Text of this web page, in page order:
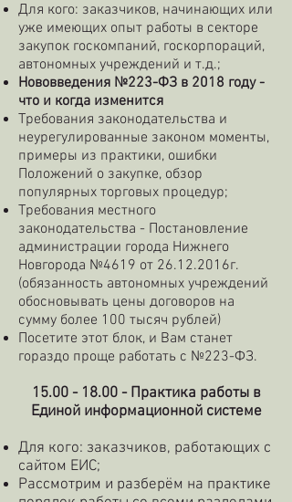
Для кого: заказчиков, начинающих или
уже имеющих опыт работы в секторе
закупок госкомпаний, госкорпораций,
автономных учреждений и т.д.;
Нововведения №223-ФЗ в 2018 году -
что и когда изменится
Требования законодательства и
неурегулированные законом моменты,
примеры из практики, ошибки
Положений о закупке, обзор
популярных торговых процедур;
Требования местного
законодательства - Постановление
администрации города Нижнего
Новгорода №4619 от 26.12.2016г.
(обязанность автономных учреждений
обосновывать цены договоров на
сумму более 100 тысяч рублей)
Посетите этот блок, и Вам станет
гораздо проще работать с №223-ФЗ.
15.00 - 18.00- Практика работы в
Единой информационной системе
Для кого: заказчиков, работающих с
сайтом ЕИС;
Рассмотрим и разберём на практике